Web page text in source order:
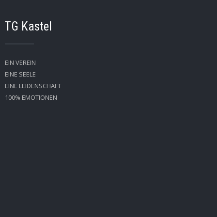
TG Kastel
EIN VEREIN
EINE SEELE
EINE LEIDENSCHAFT
100% EMOTIONEN